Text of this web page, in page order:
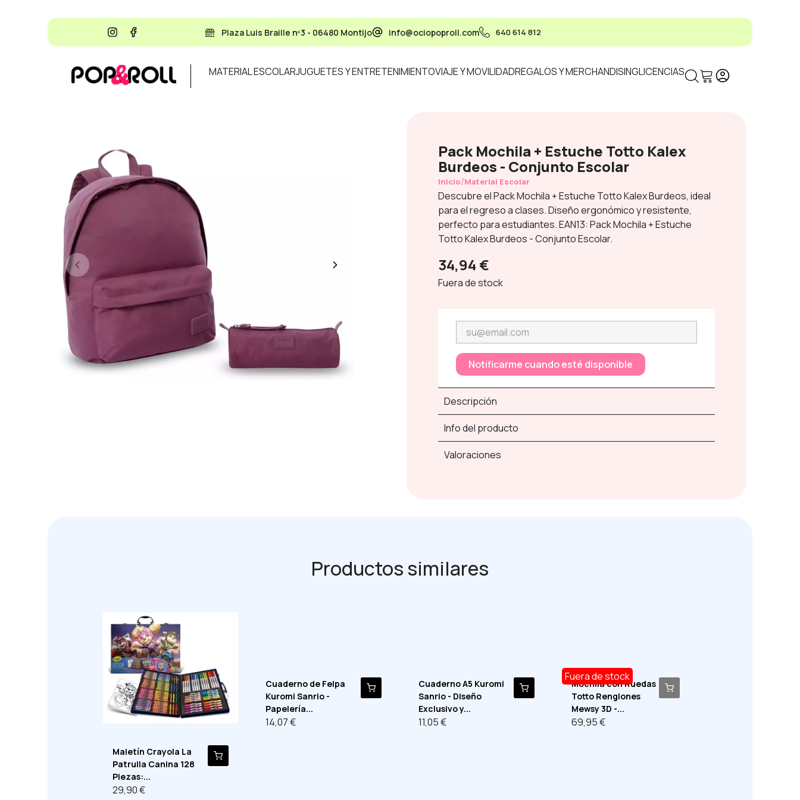
Plaza Luis Braille nº3 - 06480 Montijo info@ociopoproll.com 640 614 812
MATERIAL ESCOLARJUGUETES Y ENTRETENIMIENTOVIAJE Y MOVILIDADREGALOS Y MERCHANDISINGLICENCIAS
Pack Mochila + Estuche Totto Kalex
Burdeos - Conjunto Escolar
Inicio/Material Escolar
Descubre el Pack Mochila + Estuche Totto Kalex Burdeos, ideal
para el regreso a clases. Diseño ergonómico y resistente,
perfecto para estudiantes. EAN13: Pack Mochila + Estuche
Totto Kalex Burdeos - Conjunto Escolar.
34,94 €
Fuera de stock
Notificarme cuando esté disponible
Descripción
Info del producto
Valoraciones
Productos similares
Maletín Crayola La
Patrulla Canina 128
Piezas:...
29,90 €
Cuaderno de Felpa
Kuromi Sanrio -
Papelería...
14,07 €
Cuaderno A5 Kuromi
Sanrio - Diseño
Exclusivo y...
11,05 €
Fuera de stock
Mochila con Ruedas
Totto Renglones
Mewsy 3D -...
69,95 €